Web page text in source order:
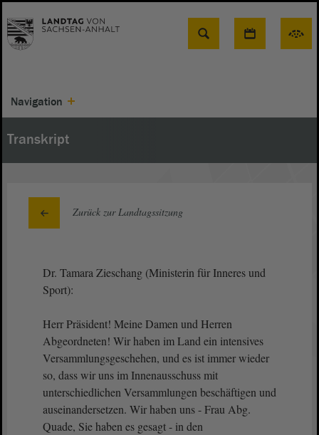
Suche
Navigation
Transkript
Zurück zur Landtagssitzung
Dr. Tamara Zieschang (Ministerin für Inneres und
Sport):
Herr Präsident! Meine Damen und Herren
Abgeordneten! Wir haben im Land ein intensives
Versammlungsgeschehen, und es ist immer wieder
so, dass wir uns im Innenausschuss mit
unterschiedlichen Versammlungen beschäftigen und
auseinandersetzen. Wir haben uns - Frau Abg.
Quade, Sie haben es gesagt - in den